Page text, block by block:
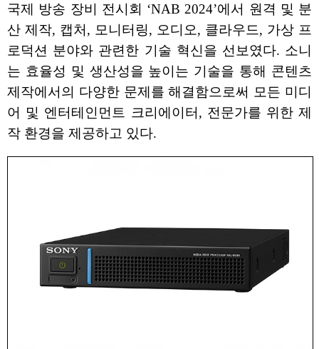
국제 방송 장비 전시회 ‘NAB 2024’에서 원격 및 분
산 제작, 캡처, 모니터링, 오디오, 클라우드, 가상 프
로덕션 분야와 관련한 기술 혁신을 선보였다. 소니
는 효율성 및 생산성을 높이는 기술을 통해 콘텐츠
제작에서의 다양한 문제를 해결함으로써 모든 미디
어 및 엔터테인먼트 크리에이터, 전문가를 위한 제
작 환경을 제공하고 있다.